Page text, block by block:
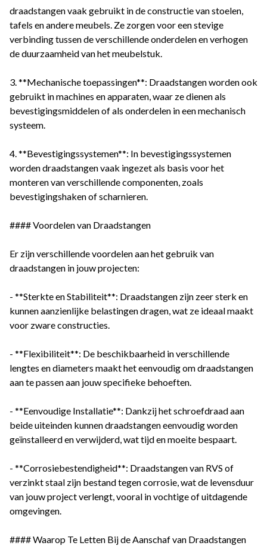
draadstangen vaak gebruikt in de constructie van stoelen,
tafels en andere meubels. Ze zorgen voor een stevige
verbinding tussen de verschillende onderdelen en verhogen
de duurzaamheid van het meubelstuk.
3. **Mechanische toepassingen**: Draadstangen worden ook
gebruikt in machines en apparaten, waar ze dienen als
bevestigingsmiddelen of als onderdelen in een mechanisch
systeem.
4. **Bevestigingssystemen**: In bevestigingssystemen
worden draadstangen vaak ingezet als basis voor het
monteren van verschillende componenten, zoals
bevestigingshaken of scharnieren.
#### Voordelen van Draadstangen
Er zijn verschillende voordelen aan het gebruik van
draadstangen in jouw projecten:
- **Sterkte en Stabiliteit**: Draadstangen zijn zeer sterk en
kunnen aanzienlijke belastingen dragen, wat ze ideaal maakt
voor zware constructies.
- **Flexibiliteit**: De beschikbaarheid in verschillende
lengtes en diameters maakt het eenvoudig om draadstangen
aan te passen aan jouw specifieke behoeften.
- **Eenvoudige Installatie**: Dankzij het schroefdraad aan
beide uiteinden kunnen draadstangen eenvoudig worden
geïnstalleerd en verwijderd, wat tijd en moeite bespaart.
- **Corrosiebestendigheid**: Draadstangen van RVS of
verzinkt staal zijn bestand tegen corrosie, wat de levensduur
van jouw project verlengt, vooral in vochtige of uitdagende
omgevingen.
#### Waarop Te Letten Bij de Aanschaf van Draadstangen